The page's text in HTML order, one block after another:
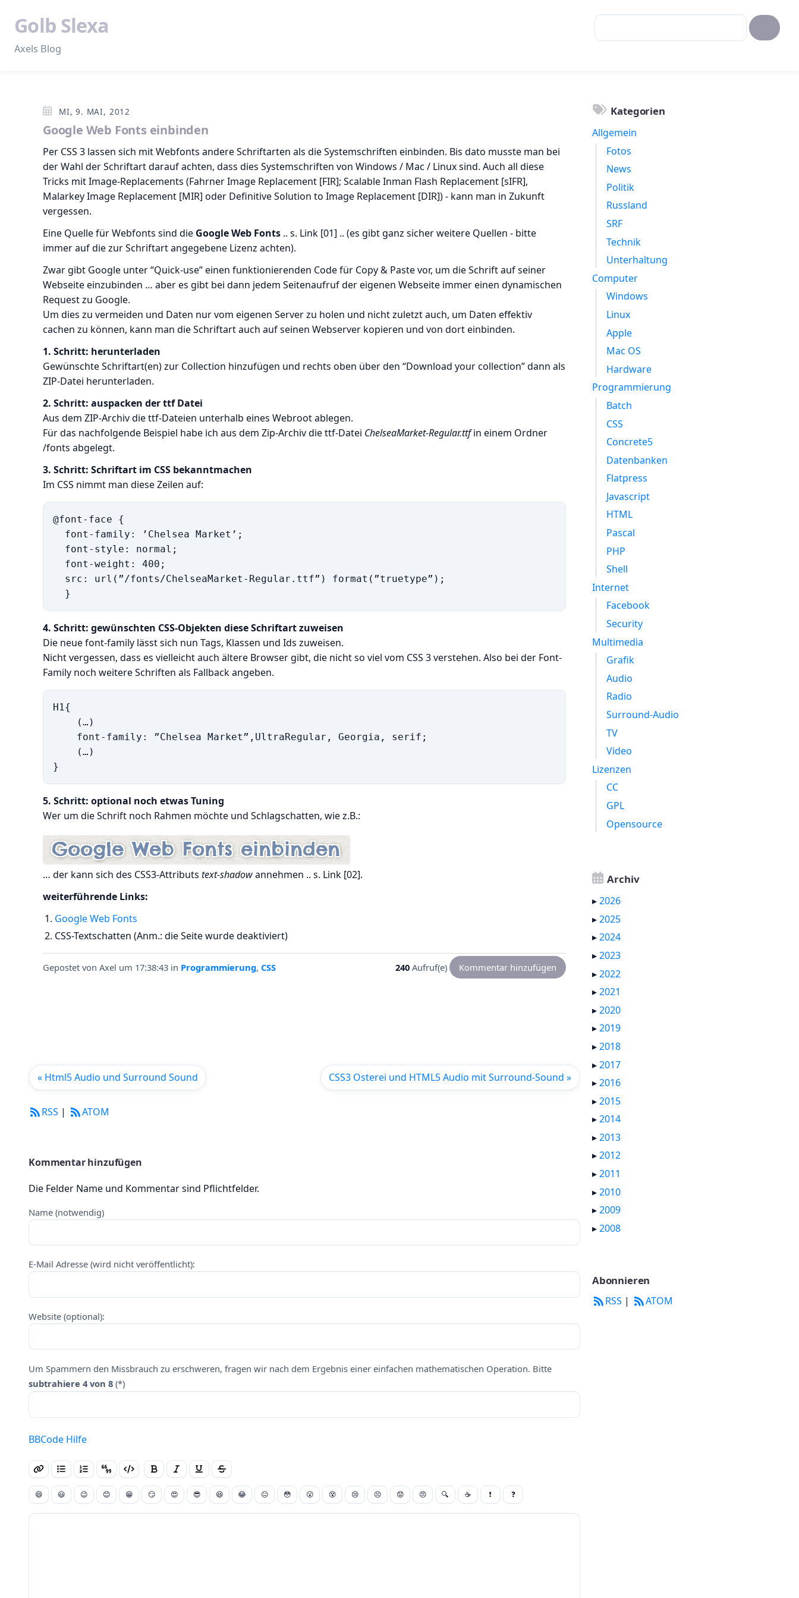
Golb Slexa
Axels Blog
MI, 9. MAI, 2012
Google Web Fonts einbinden
Per CSS 3 lassen sich mit Webfonts andere Schriftarten als die Systemschriften einbinden. Bis dato musste man bei
der Wahl der Schriftart darauf achten, dass dies Systemschriften von Windows / Mac / Linux sind. Auch all diese
Tricks mit Image-Replacements (Fahrner Image Replacement [FIR]; Scalable Inman Flash Replacement [sIFR],
Malarkey Image Replacement [MIR] oder Definitive Solution to Image Replacement [DIR]) - kann man in Zukunft
vergessen.
Eine Quelle für Webfonts sind die Google Web Fonts .. s. Link [01] .. (es gibt ganz sicher weitere Quellen - bitte
immer auf die zur Schriftart angegebene Lizenz achten).
Zwar gibt Google unter “Quick-use” einen funktionierenden Code für Copy & Paste vor, um die Schrift auf seiner
Webseite einzubinden … aber es gibt bei dann jedem Seitenaufruf der eigenen Webseite immer einen dynamischen
Request zu Google.
Um dies zu vermeiden und Daten nur vom eigenen Server zu holen und nicht zuletzt auch, um Daten effektiv
cachen zu können, kann man die Schriftart auch auf seinen Webserver kopieren und von dort einbinden.
1. Schritt: herunterladen
Gewünschte Schriftart(en) zur Collection hinzufügen und rechts oben über den “Download your collection” dann als
ZIP-Datei herunterladen.
2. Schritt: auspacken der ttf Datei
Aus dem ZIP-Archiv die ttf-Dateien unterhalb eines Webroot ablegen.
Für das nachfolgende Beispiel habe ich aus dem Zip-Archiv die ttf-Datei ChelseaMarket-Regular.ttfin einem Ordner
/fonts abgelegt.
3. Schritt: Schriftart im CSS bekanntmachen
Im CSS nimmt man diese Zeilen auf:
@font-face {
font-family: ’Chelsea Market’;
font-style: normal;
font-weight: 400;
src: url(”/fonts/ChelseaMarket-Regular.ttf”) format(”truetype”);
4. Schritt: gewünschten CSS-Objekten diese Schriftart zuweisen
Die neue font-family lässt sich nun Tags, Klassen und Ids zuweisen.
Nicht vergessen, dass es vielleicht auch ältere Browser gibt, die nicht so viel vom CSS 3 verstehen. Also bei der Font-
Family noch weitere Schriften als Fallback angeben.
H1{
(…)
font-family: ”Chelsea Market”,UltraRegular, Georgia, serif;
(…)
5. Schritt: optional noch etwas Tuning
Wer um die Schrift noch Rahmen möchte und Schlagschatten, wie z.B.:
… der kann sich des CSS3-Attributs text-shadowannehmen .. s. Link [02].
weiterführende Links:
Google Web Fonts
CSS-Textschatten (Anm.: die Seite wurde deaktiviert)
Gepostet von Axel um 17:38:43 in Programmierung, CSS 240 Aufruf(e) Kommentar hinzufügen
CSS3 Osterei und HTML5 Audio mit Surround-Sound »
« Html5 Audio und Surround Sound
RSS | ATOM
Kommentar hinzufügen
Die Felder Name und Kommentar sind Pflichtfelder.
Name (notwendig)
E-Mail Adresse (wird nicht veröffentlicht):
Website (optional):
Um Spammern den Missbrauch zu erschweren, fragen wir nach dem Ergebnis einer einfachen mathematischen Operation. Bitte
subtrahiere 4 von 8 (*)
BBCode Hilfe
😄 😃 😉 😊 😁 😏 😍 😎 😆 😂 😐 😳 😮 😵 😢 😣 😟 😠 🔍 ☕ ❗ ❓
Kategorien
Allgemein
Fotos
News
Politik
Russland
SRF
Technik
Unterhaltung
Computer
Windows
Linux
Apple
Mac OS
Hardware
Programmierung
Batch
CSS
Concrete5
Datenbanken
Flatpress
Javascript
HTML
Pascal
PHP
Shell
Internet
Facebook
Security
Multimedia
Grafik
Audio
Radio
Surround-Audio
TV
Video
Lizenzen
CC
GPL
Opensource
Archiv
▸2026
▸2025
▸2024
▸2023
▸2022
▸2021
▸2020
▸2019
▸2018
▸2017
▸2016
▸2015
▸2014
▸2013
▸2012
▸2011
▸2010
▸2009
▸2008
Abonnieren
RSS | ATOM